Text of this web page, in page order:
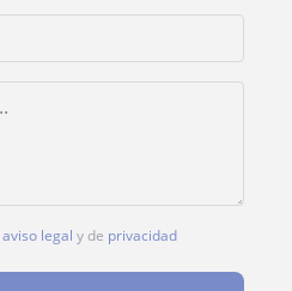
aviso legal y de privacidad